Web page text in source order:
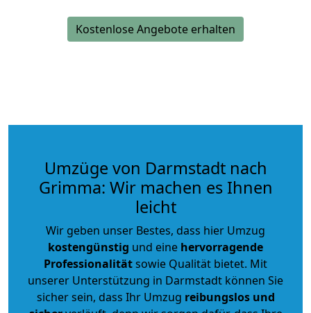
Kostenlose Angebote erhalten
Umzüge von Darmstadt nach
Grimma: Wir machen es Ihnen
leicht
Wir geben unser Bestes, dass hier Umzug
kostengünstig und eine hervorragende
Professionalitätsowie Qualität bietet. Mit
unserer Unterstützung in Darmstadt können Sie
sicher sein, dass Ihr Umzug reibungslos und